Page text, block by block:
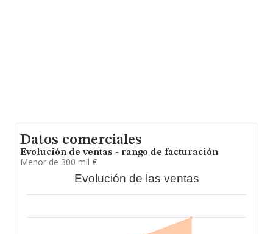
Datos comerciales
Evolución de ventas - rango de facturación
Menor de 300 mil €
Evolución de las ventas